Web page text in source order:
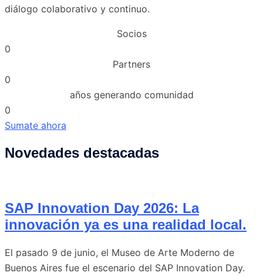
diálogo colaborativo y continuo.
Socios
0
Partners
0
años generando comunidad
0
Sumate ahora
Novedades destacadas
SAP Innovation Day 2026: La
innovación ya es una realidad local.
El pasado 9 de junio, el Museo de Arte Moderno de
Buenos Aires fue el escenario del SAP Innovation Day.